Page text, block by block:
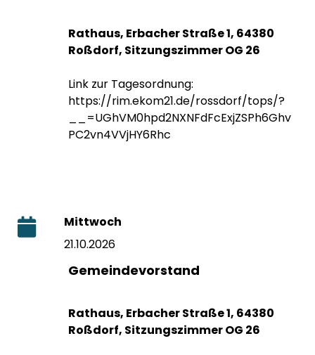
Rathaus, Erbacher Straße 1, 64380
Roßdorf, Sitzungszimmer OG 26
Link zur Tagesordnung:
https://rim.ekom21.de/rossdorf/tops/?
__=UGhVM0hpd2NXNFdFcExjZSPh6Ghv
PC2vn4VVjHY6Rhc
Mittwoch
21.10.2026
Gemeindevorstand
Rathaus, Erbacher Straße 1, 64380
Roßdorf, Sitzungszimmer OG 26